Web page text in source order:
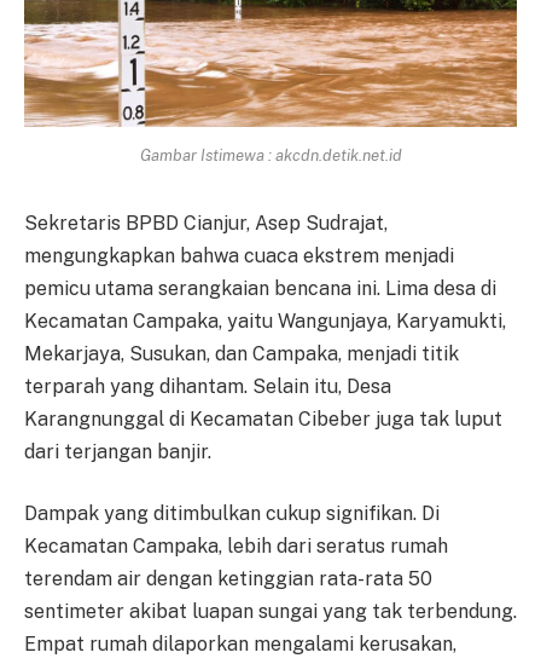
Gambar Istimewa : akcdn.detik.net.id
Sekretaris BPBD Cianjur, Asep Sudrajat,
mengungkapkan bahwa cuaca ekstrem menjadi
pemicu utama serangkaian bencana ini. Lima desa di
Kecamatan Campaka, yaitu Wangunjaya, Karyamukti,
Mekarjaya, Susukan, dan Campaka, menjadi titik
terparah yang dihantam. Selain itu, Desa
Karangnunggal di Kecamatan Cibeber juga tak luput
dari terjangan banjir.
Dampak yang ditimbulkan cukup signifikan. Di
Kecamatan Campaka, lebih dari seratus rumah
terendam air dengan ketinggian rata-rata 50
sentimeter akibat luapan sungai yang tak terbendung.
Empat rumah dilaporkan mengalami kerusakan,